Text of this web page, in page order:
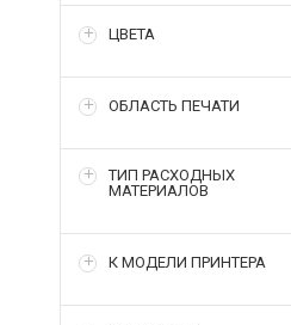
ЦВЕТА
ОБЛАСТЬ ПЕЧАТИ
ТИП РАСХОДНЫХ
МАТЕРИАЛОВ
К МОДЕЛИ ПРИНТЕРА